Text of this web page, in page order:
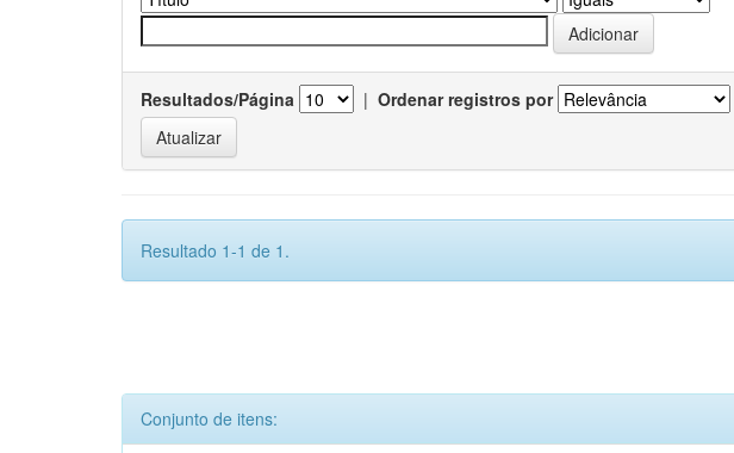
Resultados/Página | Ordenar registros por
Resultado 1-1 de 1.
Conjunto de itens: